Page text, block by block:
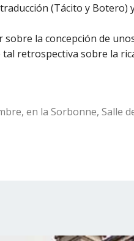
(Tácito y
la concepción de
retrospectiva sobre la
en la Sorbonne, Salle